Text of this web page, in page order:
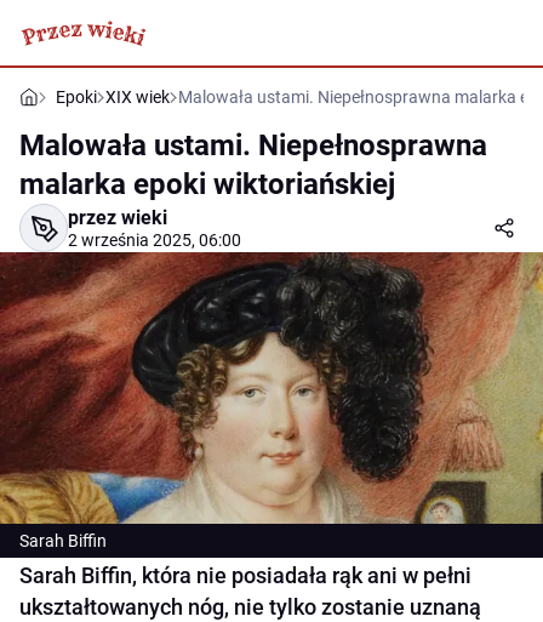
Epoki XIX wiek Malowała ustami. Niepełnosprawna malarka
Malowała ustami. Niepełnosprawna
malarka epoki wiktoriańskiej
przez wieki
2 września 2025, 06:00
Sarah Biffin
Sarah Biffin, która nie posiadała rąk ani w pełni
ukształtowanych nóg, nie tylko zostanie uznaną